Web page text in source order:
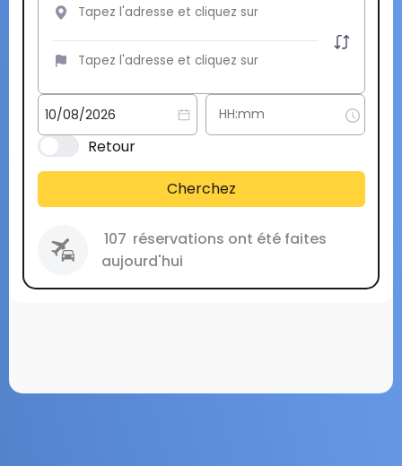
Retour
Cherchez
107 réservations ont été faites
aujourd'hui